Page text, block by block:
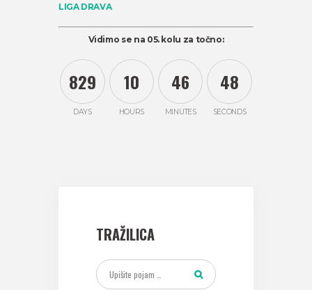
LIGA DRAVA
Vidimo se na 05. kolu za točno:
829
DAYS
10
HOURS
46
MINUTES
48
SECONDS
TRAŽILICA